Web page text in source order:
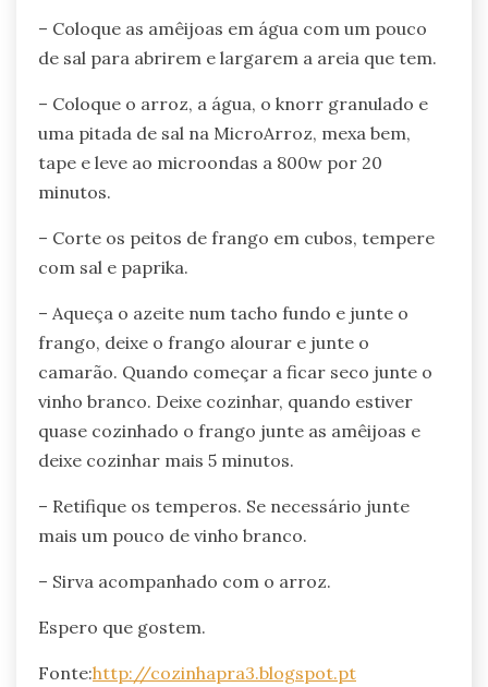
– Coloque as amêijoas em água com um pouco
de sal para abrirem e largarem a areia que tem.
– Coloque o arroz, a água, o knorr granulado e
uma pitada de sal na MicroArroz, mexa bem,
tape e leve ao microondas a 800w por 20
minutos.
– Corte os peitos de frango em cubos, tempere
com sal e paprika.
– Aqueça o azeite num tacho fundo e junte o
frango, deixe o frango alourar e junte o
camarão. Quando começar a ficar seco junte o
vinho branco. Deixe cozinhar, quando estiver
quase cozinhado o frango junte as amêijoas e
deixe cozinhar mais 5 minutos.
– Retifique os temperos. Se necessário junte
mais um pouco de vinho branco.
– Sirva acompanhado com o arroz.
Espero que gostem.
Fonte:http://cozinhapra3.blogspot.pt